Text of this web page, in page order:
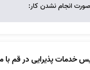
انجام نشدن کار:
خدمات پذیرایی در قم با